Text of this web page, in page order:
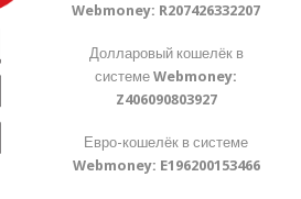
Webmoney: R207426332207
Долларовый кошелёк в
системеWebmoney:
Z406090803927
Евро-кошелёк в системе
Webmoney: E196200153466